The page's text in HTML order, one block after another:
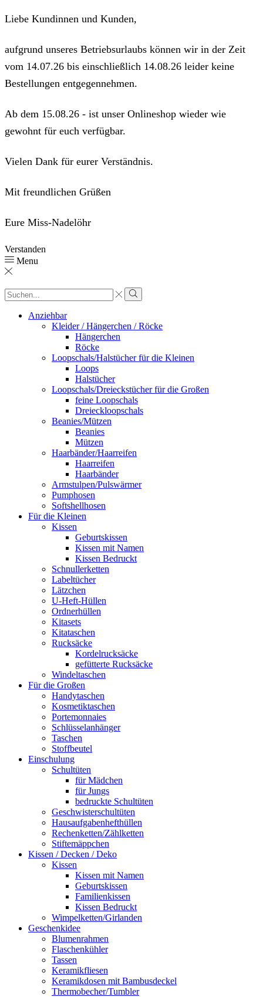
Liebe Kundinnen und Kunden,
aufgrund unseres Betriebsurlaubs können wir in der Zeit
vom 14.07.26 bis einschließlich 14.08.26 leider keine
Bestellungen entgegennehmen.
Ab dem 15.08.26 - ist unser Onlineshop wieder wie
gewohnt für euch verfügbar.
Vielen Dank für eurer Verständnis.
Mit freundlichen Grüßen
Eure Miss-Nadelöhr
Verstanden
Menu
Sucheingabe
Suche
Anziehbar
Kleider / Hängerchen / Röcke
Hängerchen
Röcke
Loopschals/Halstücher für die Kleinen
Loops
Halstücher
Loopschals/Dreieckstücher für die Großen
feine Loopschals
Dreieckloopschals
Beanies/Mützen
Beanies
Mützen
Haarbänder/Haarreifen
Haarreifen
Haarbänder
Armstulpen/Pulswärmer
Pumphosen
Softshellhosen
Für die Kleinen
Kissen
Geburtskissen
Kissen mit Namen
Kissen Bedruckt
Schnullerketten
Labeltücher
Lätzchen
U-Heft-Hüllen
Ordnerhüllen
Kitasets
Kitataschen
Rucksäcke
Kordelrucksäcke
gefütterte Rucksäcke
Windeltaschen
Für die Großen
Handytaschen
Kosmetiktaschen
Portemonnaies
Schlüsselanhänger
Taschen
Stoffbeutel
Einschulung
Schultüten
für Mädchen
für Jungs
bedruckte Schultüten
Geschwisterschultüten
Hausaufgabenhefthüllen
Rechenketten/Zählketten
Stiftemäppchen
Kissen / Decken / Deko
Kissen
Kissen mit Namen
Geburtskissen
Familienkissen
Kissen Bedruckt
Wimpelketten/Girlanden
Geschenkidee
Blumenrahmen
Flaschenkühler
Tassen
Keramikfliesen
Keramikdosen mit Bambusdeckel
Thermobecher/Tumbler